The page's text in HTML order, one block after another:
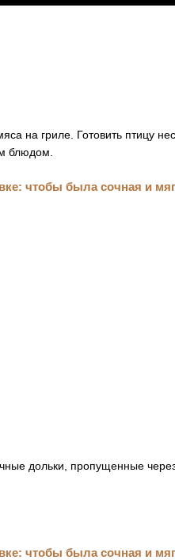
на гриле. Готовить птицу
блюдом.
дольки, пропущенные